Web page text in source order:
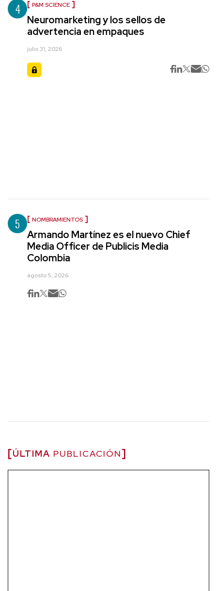
4 P&M SCIENCE
Neuromarketing y los sellos de
advertencia en empaques
julio 31, 2026
5 NOMBRAMIENTOS
Armando Martínez es el nuevo Chief
Media Officer de Publicis Media
Colombia
agosto 5, 2026
ÚLTIMA PUBLICACIÓN